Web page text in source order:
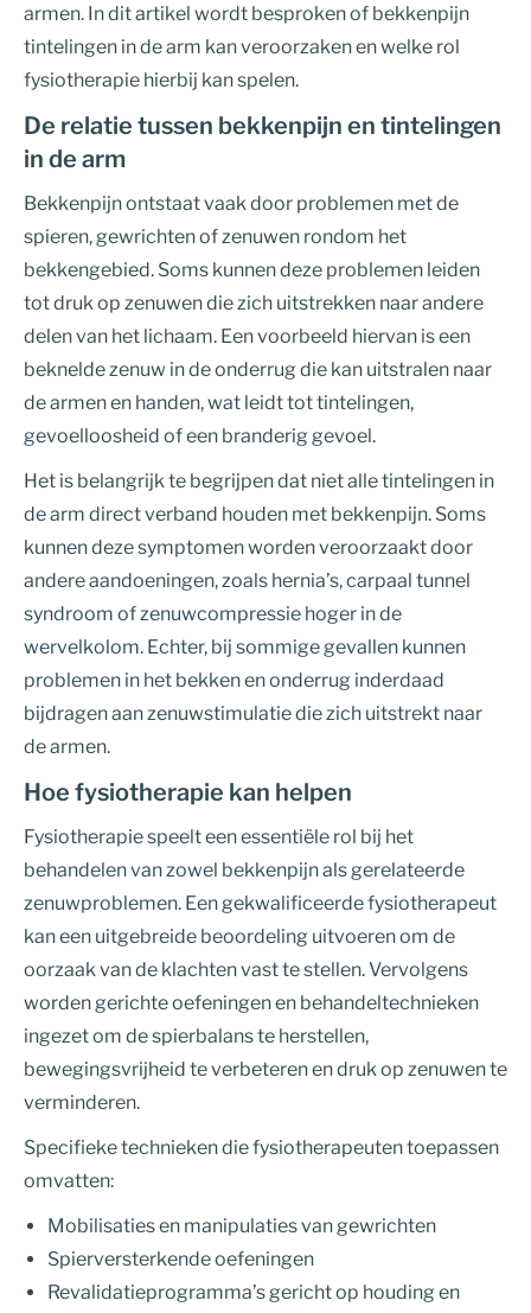
armen. In dit artikel wordt besproken of bekkenpijn
tintelingen in de arm kan veroorzaken en welke rol
fysiotherapie hierbij kan spelen.
De relatie tussen bekkenpijn en tintelingen
in de arm
Bekkenpijn ontstaat vaak door problemen met de
spieren, gewrichten of zenuwen rondom het
bekkengebied. Soms kunnen deze problemen leiden
tot druk op zenuwen die zich uitstrekken naar andere
delen van het lichaam. Een voorbeeld hiervan is een
beknelde zenuw in de onderrug die kan uitstralen naar
de armen en handen, wat leidt tot tintelingen,
gevoelloosheid of een branderig gevoel.
Het is belangrijk te begrijpen dat niet alle tintelingen in
de arm direct verband houden met bekkenpijn. Soms
kunnen deze symptomen worden veroorzaakt door
andere aandoeningen, zoals hernia’s, carpaal tunnel
syndroom of zenuwcompressie hoger in de
wervelkolom. Echter, bij sommige gevallen kunnen
problemen in het bekken en onderrug inderdaad
bijdragen aan zenuwstimulatie die zich uitstrekt naar
de armen.
Hoe fysiotherapie kan helpen
Fysiotherapie speelt een essentiële rol bij het
behandelen van zowel bekkenpijn als gerelateerde
zenuwproblemen. Een gekwalificeerde fysiotherapeut
kan een uitgebreide beoordeling uitvoeren om de
oorzaak van de klachten vast te stellen. Vervolgens
worden gerichte oefeningen en behandeltechnieken
ingezet om de spierbalans te herstellen,
bewegingsvrijheid te verbeteren en druk op zenuwen te
verminderen.
Specifieke technieken die fysiotherapeuten toepassen
omvatten:
Mobilisaties en manipulaties van gewrichten
Spierversterkende oefeningen
Revalidatieprogramma’s gericht op houding en